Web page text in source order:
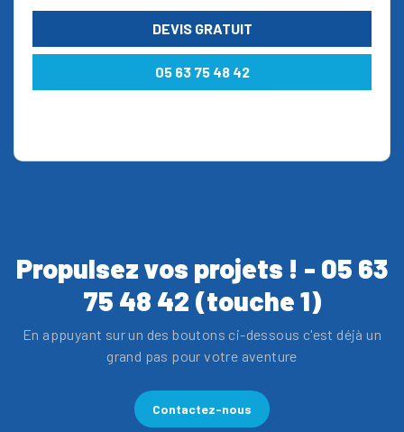
DEVIS GRATUIT
05 63 75 48 42
Propulsez vos projets ! - 05 63
75 48 42 (touche 1)
En appuyant sur un des boutons ci-dessous c'est déjà un
grand pas pour votre aventure
Contactez-nous